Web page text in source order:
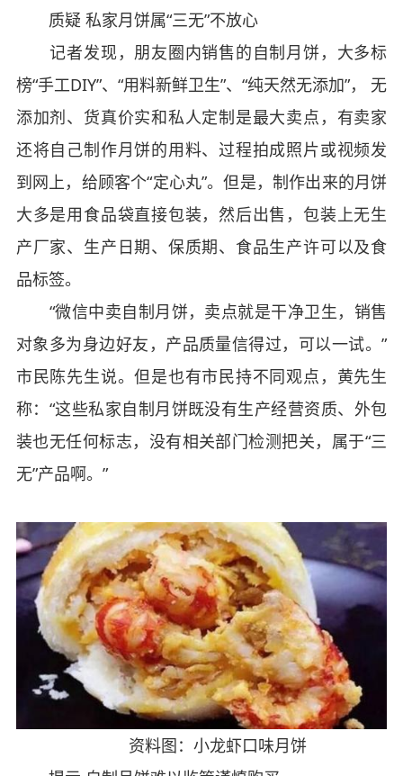
质疑 私家月饼属“三无”不放心
记者发现，朋友圈内销售的自制月饼，大多标
榜“手工DIY”、“用料新鲜卫生”、“纯天然无添加”， 无
添加剂、货真价实和私人定制是最大卖点，有卖家
还将自己制作月饼的用料、过程拍成照片或视频发
到网上，给顾客个“定心丸”。但是，制作出来的月饼
大多是用食品袋直接包装，然后出售，包装上无生
产厂家、生产日期、保质期、食品生产许可以及食
品标签。
“微信中卖自制月饼，卖点就是干净卫生，销售
对象多为身边好友，产品质量信得过，可以一试。”
市民陈先生说。但是也有市民持不同观点，黄先生
称：“这些私家自制月饼既没有生产经营资质、外包
装也无任何标志，没有相关部门检测把关，属于“三
无”产品啊。”
资料图：小龙虾口味月饼